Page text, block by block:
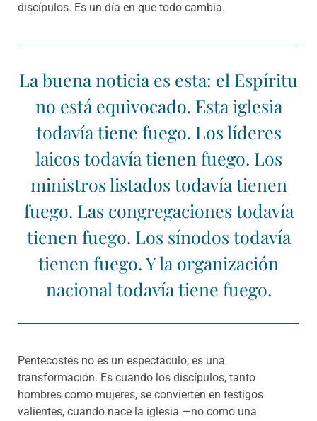
discípulos. Es un día en que todo cambia.
La buena noticia es esta: el Espíritu
no está equivocado. Esta iglesia
todavía tiene fuego. Los líderes
laicos todavía tienen fuego. Los
ministros listados todavía tienen
fuego. Las congregaciones todavía
tienen fuego. Los sínodos todavía
tienen fuego. Y la organización
nacional todavía tiene fuego.
Pentecostés no es un espectáculo; es una
transformación. Es cuando los discípulos, tanto
hombres como mujeres, se convierten en testigos
valientes, cuando nace la iglesia —no como una